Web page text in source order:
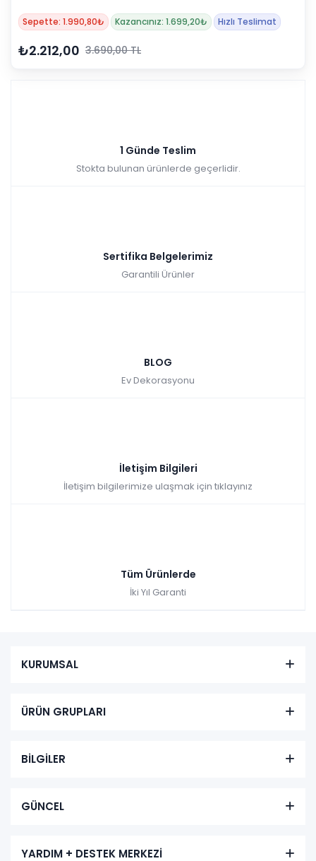
Sepette: 1.990,80₺ Kazancınız: 1.699,20₺ Hızlı Teslimat
₺2.212,00 3.690,00 TL
1 Günde Teslim
Stokta bulunan ürünlerde geçerlidir.
Sertifika Belgelerimiz
Garantili Ürünler
BLOG
Ev Dekorasyonu
İletişim Bilgileri
İletişim bilgilerimize ulaşmak için tıklayınız
Tüm Ürünlerde
İki Yıl Garanti
KURUMSAL
ÜRÜN GRUPLARI
BİLGİLER
GÜNCEL
YARDIM + DESTEK MERKEZİ